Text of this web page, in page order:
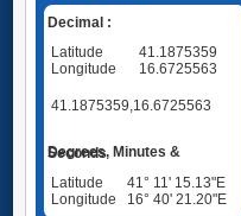
Decimal :
Latitude
41.1875359
Longitude
16.6725563
41.1875359,16.6725563
Degrees, Minutes & Seconds
Latitude
41° 11' 15.13"E
Longitude
16° 40' 21.20"E